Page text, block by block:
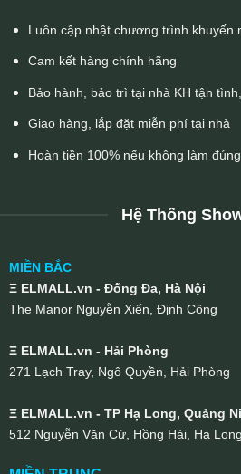
Luôn cập nhật chương trình khuyến
Cam kết hàng chính hãng
Bảo hành, bảo trì tại nhà KH tận
Giao hàng, lắp đặt miễn phí tại nhà
Hoàn tiền 100% nếu không làm
Hệ Thống
MIỀN BẮC
Ξ ELMALL.vn - Đống Đa, Hà Nội
The Manor Nguyễn Xiển, Định Công
Ξ ELMALL.vn - Hải Phòng
271 Lạch Tray, Ngô Quyền, Hải Phòng
Ξ ELMALL.vn - TP Hạ Long, Quảng
512 Nguyễn Văn Cừ, Hồng Hải, Hạ Long